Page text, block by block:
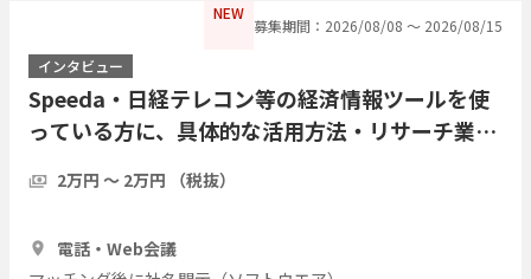
NEW
募集期間：2026/08/08 〜 2026/08/15
インタビュー
Speeda・日経テレコン等の経済情報ツールを使
っている方に、具体的な活用方法・リサーチ業務
2万円 〜 2万円 （税抜）
電話・Web会議